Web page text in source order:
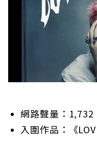
網路聲量：1,732
入圍作品：《